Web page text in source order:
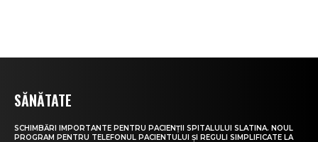
SĂNĂTATE
SCHIMBĂRI IMPORTANTE PENTRU PACIENȚII SPITALULUI SLATINA. NOUL
PROGRAM PENTRU TELEFONUL PACIENTULUI ȘI REGULI SIMPLIFICATE LA